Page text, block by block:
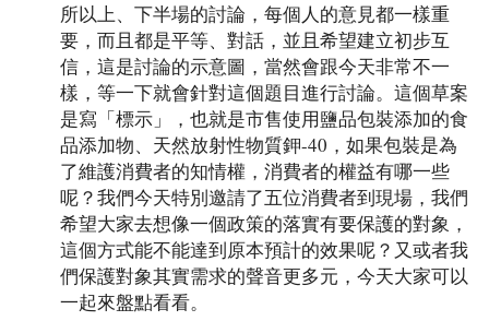
所以上、下半場的討論，每個人的意見都一樣重
要，而且都是平等、對話，並且希望建立初步互
信，這是討論的示意圖，當然會跟今天非常不一
樣，等一下就會針對這個題目進行討論。這個草案
是寫「標示」，也就是市售使用鹽品包裝添加的食
品添加物、天然放射性物質鉀-40，如果包裝是為
了維護消費者的知情權，消費者的權益有哪一些
呢？我們今天特別邀請了五位消費者到現場，我們
希望大家去想像一個政策的落實有要保護的對象，
這個方式能不能達到原本預計的效果呢？又或者我
們保護對象其實需求的聲音更多元，今天大家可以
一起來盤點看看。